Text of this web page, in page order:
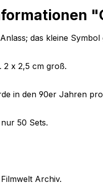
das kleine
2 x 2,5 cm groß.
in den 90er Jahren
50 Sets.
Archiv.